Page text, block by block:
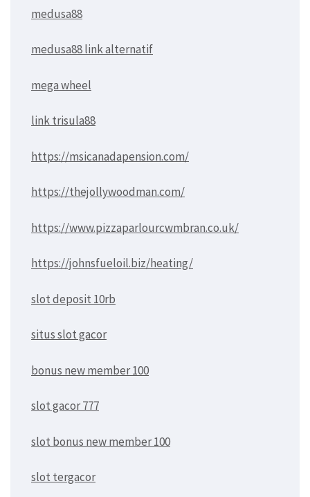
medusa88
medusa88 link alternatif
mega wheel
link trisula88
https://msicanadapension.com/
https://thejollywoodman.com/
https://www.pizzaparlourcwmbran.co.uk/
https://johnsfueloil.biz/heating/
slot deposit 10rb
situs slot gacor
bonus new member 100
slot gacor 777
slot bonus new member 100
slot tergacor